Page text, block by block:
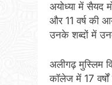
अयोध्या में सैयद
और 11 वर्ष की
उनके शब्दों में
अलीगढ़ मुस्लिम
कॉलेज में 17